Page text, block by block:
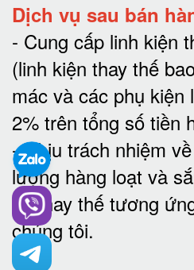
Dịch vụ sau bán
- Cung cấp linh kiện
(linh kiện thay thế
mác và các phụ kiện
2% trên tổng số tiền
-Chịu trách nhiệm
lượng hàng loạt và
và thay thế tương
chúng tôi.